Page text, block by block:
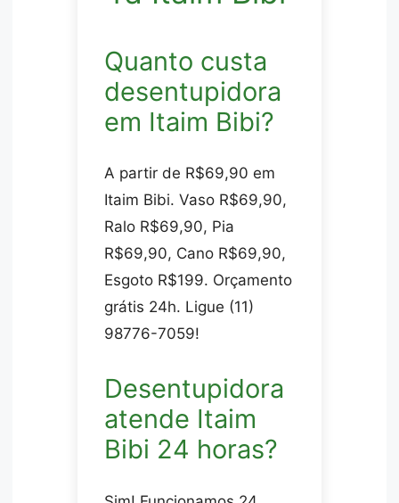
Quanto custa
desentupidora
em Itaim Bibi?
A partir de R$69,90 em
Itaim Bibi. Vaso R$69,90,
Ralo R$69,90, Pia
R$69,90, Cano R$69,90,
Esgoto R$199. Orçamento
grátis 24h. Ligue (11)
98776-7059!
Desentupidora
atende Itaim
Bibi 24 horas?